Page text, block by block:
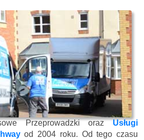
Przeprowadzki orazUsługi
od 2004 roku. Od tego czasu